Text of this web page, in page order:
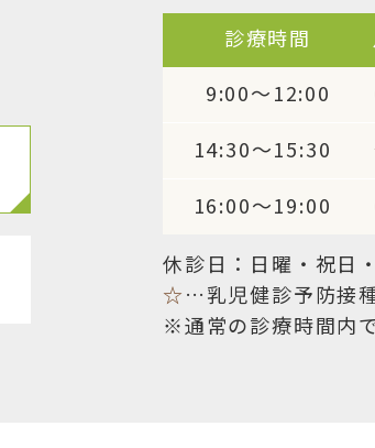
診療時間
9:00～12:00
14:30～15:30
16:00～19:00
休診日：日曜・祝日
☆…乳児健診予防接
※通常の診療時間内